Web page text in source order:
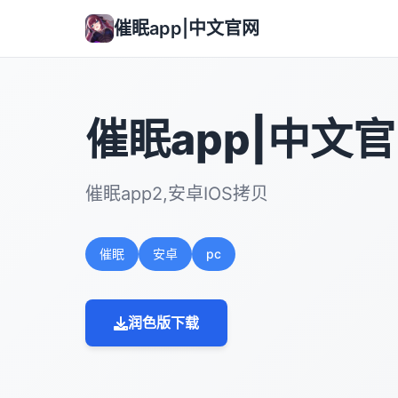
催眠app|中文官网
催眠app|中文
催眠app2,安卓IOS拷贝
催眠 安卓 pc
润色版下载